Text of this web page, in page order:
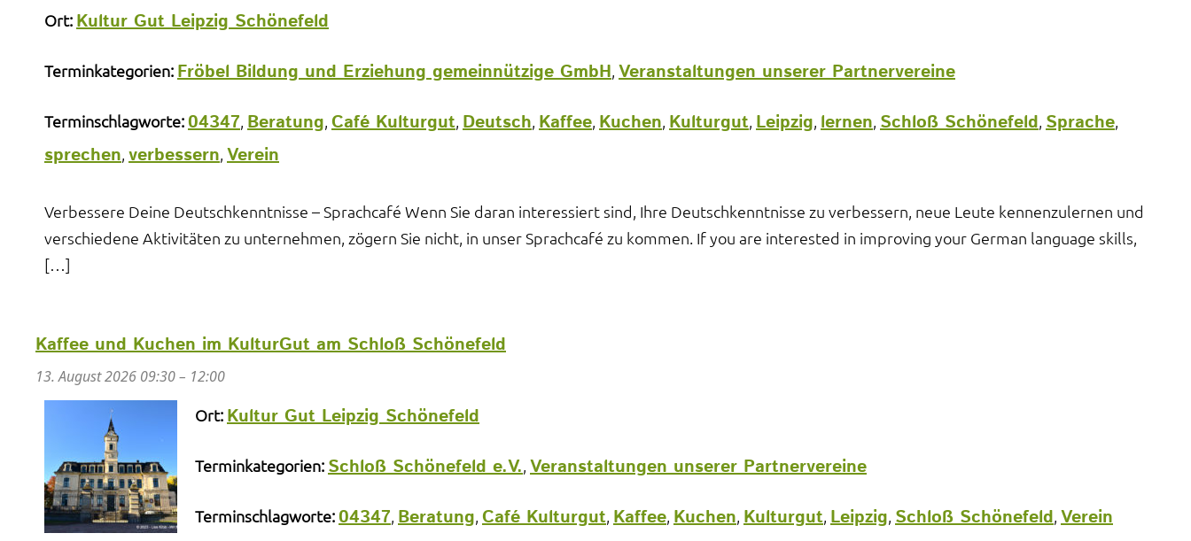
Ort:Kultur Gut Leipzig Schönefeld
Terminkategorien:Fröbel Bildung und Erziehung gemeinnützige GmbH, Veranstaltungen unserer Partnervereine
Terminschlagworte:04347, Beratung, Café Kulturgut, Deutsch, Kaffee, Kuchen, Kulturgut, Leipzig, lernen, Schloß Schönefeld, Sprache,
sprechen, verbessern, Verein
Verbessere Deine Deutschkenntnisse – Sprachcafé Wenn Sie daran interessiert sind, Ihre Deutschkenntnisse zu verbessern, neue Leute kennenzulernen und
verschiedene Aktivitäten zu unternehmen, zögern Sie nicht, in unser Sprachcafé zu kommen. If you are interested in improving your German language skills,
[…]
Kaffee und Kuchen im KulturGut am Schloß Schönefeld
13. August 2026 09:30– 12:00
Ort:Kultur Gut Leipzig Schönefeld
Terminkategorien:Schloß Schönefeld e.V., Veranstaltungen unserer Partnervereine
Terminschlagworte:04347, Beratung, Café Kulturgut, Kaffee, Kuchen, Kulturgut, Leipzig, Schloß Schönefeld, Verein